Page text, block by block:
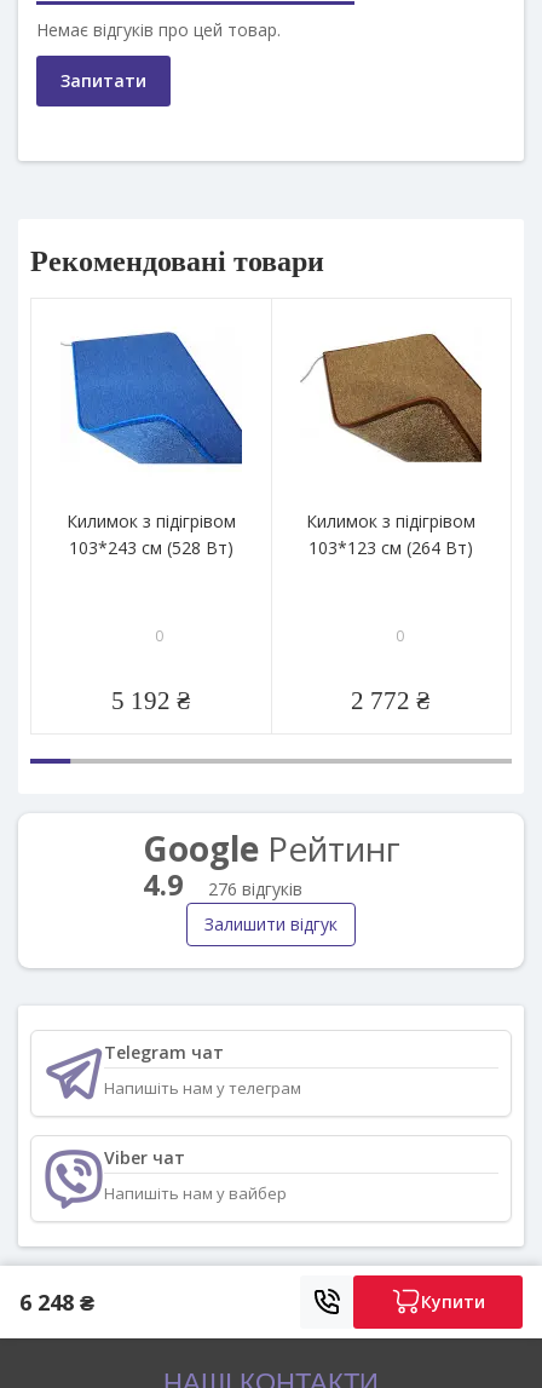
Немає відгуків про цей товар.
Запитати
Рекомендовані товари
Килимок з підігрівом
103*243 см (528 Вт)
0
5 192 ₴
Килимок з підігрівом
103*123 см (264 Вт)
0
2 772 ₴
GoogleРейтинг
4.9
276 відгуків
Залишити відгук
Telegram чат
Напишіть нам у телеграм
Viber чат
Напишіть нам у вайбер
6 248 ₴ Купити